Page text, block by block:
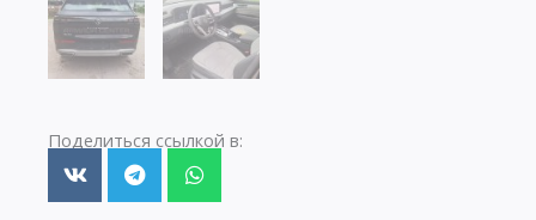
Поделиться ссылкой в: